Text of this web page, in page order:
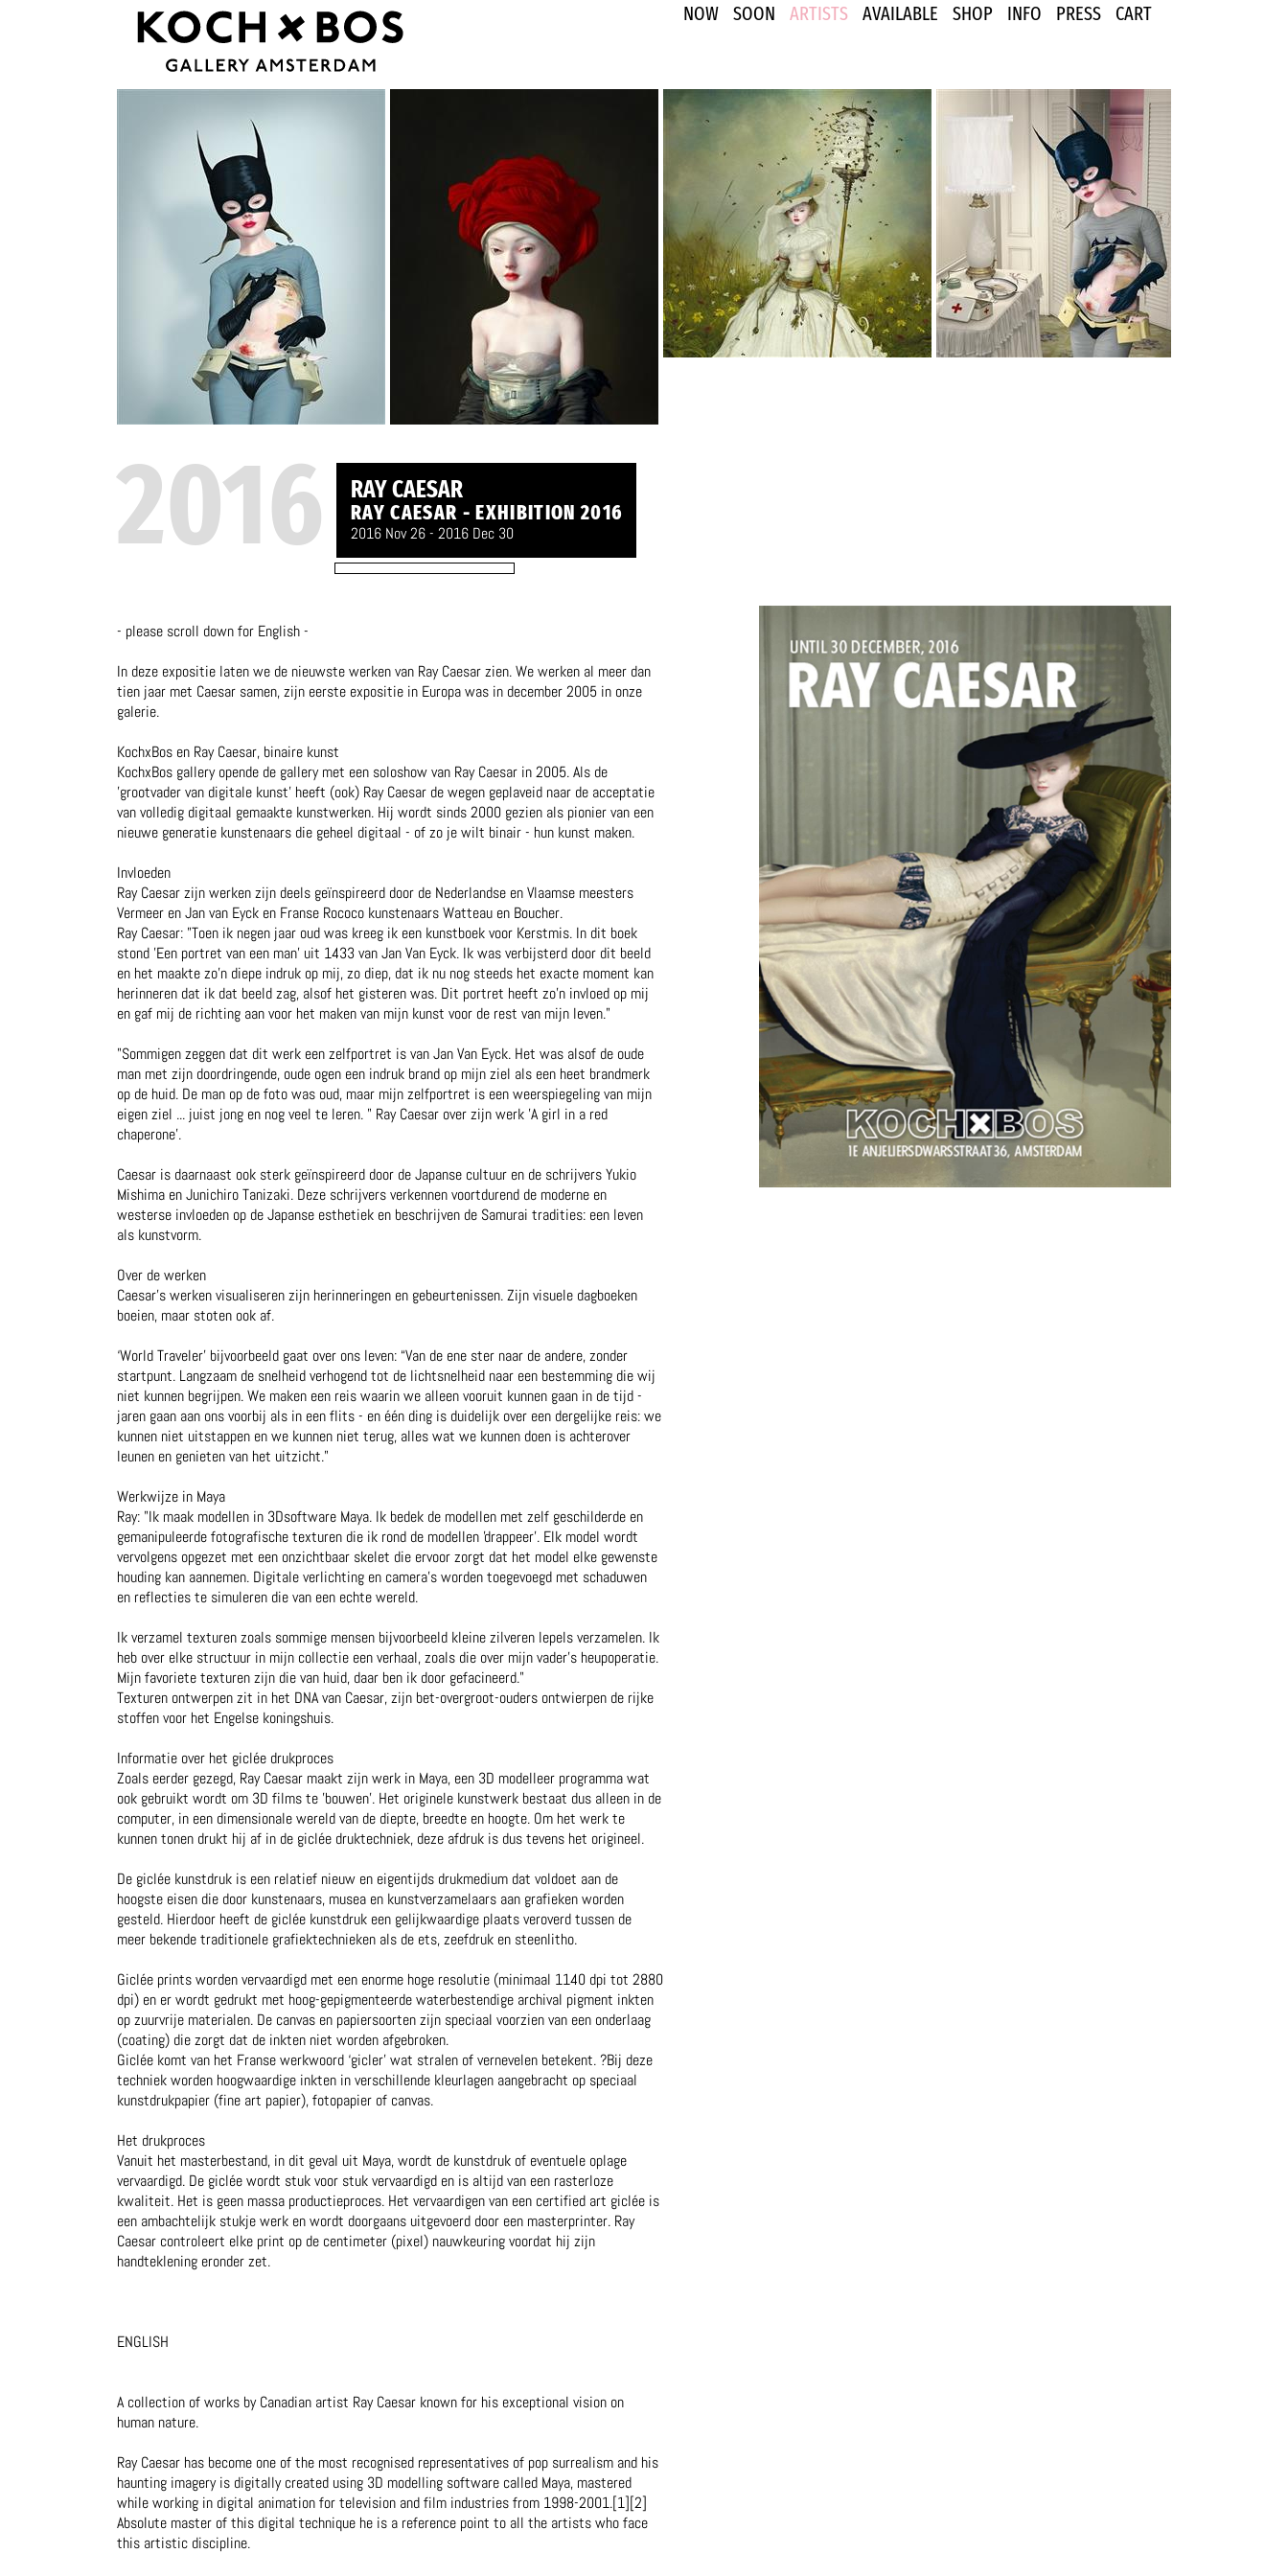
NOW SOON ARTISTS AVAILABLE SHOP INFO PRESS CART
2016 RAY CAESAR
RAY CAESAR - EXHIBITION 2016
2016 Nov 26 - 2016 Dec 30
- please scroll down for English -
In deze expositie laten we de nieuwste werken van Ray Caesar zien. We werken al meer dan
tien jaar met Caesar samen, zijn eerste expositie in Europa was in december 2005 in onze
galerie.
KochxBos en Ray Caesar, binaire kunst
KochxBos gallery opende de gallery met een soloshow van Ray Caesar in 2005. Als de
'grootvader van digitale kunst' heeft (ook) Ray Caesar de wegen geplaveid naar de acceptatie
van volledig digitaal gemaakte kunstwerken. Hij wordt sinds 2000 gezien als pionier van een
nieuwe generatie kunstenaars die geheel digitaal - of zo je wilt binair - hun kunst maken.
Invloeden
Ray Caesar zijn werken zijn deels geïnspireerd door de Nederlandse en Vlaamse meesters
Vermeer en Jan van Eyck en Franse Rococo kunstenaars Watteau en Boucher.
Ray Caesar: "Toen ik negen jaar oud was kreeg ik een kunstboek voor Kerstmis. In dit boek
stond 'Een portret van een man' uit 1433 van Jan Van Eyck. Ik was verbijsterd door dit beeld
en het maakte zo'n diepe indruk op mij, zo diep, dat ik nu nog steeds het exacte moment kan
herinneren dat ik dat beeld zag, alsof het gisteren was. Dit portret heeft zo'n invloed op mij
en gaf mij de richting aan voor het maken van mijn kunst voor de rest van mijn leven."
"Sommigen zeggen dat dit werk een zelfportret is van Jan Van Eyck. Het was alsof de oude
man met zijn doordringende, oude ogen een indruk brand op mijn ziel als een heet brandmerk
op de huid. De man op de foto was oud, maar mijn zelfportret is een weerspiegeling van mijn
eigen ziel ... juist jong en nog veel te leren. " Ray Caesar over zijn werk 'A girl in a red
chaperone'.
Caesar is daarnaast ook sterk geïnspireerd door de Japanse cultuur en de schrijvers Yukio
Mishima en Junichiro Tanizaki. Deze schrijvers verkennen voortdurend de moderne en
westerse invloeden op de Japanse esthetiek en beschrijven de Samurai tradities: een leven
als kunstvorm.
Over de werken
Caesar's werken visualiseren zijn herinneringen en gebeurtenissen. Zijn visuele dagboeken
boeien, maar stoten ook af.
‘World Traveler’ bijvoorbeeld gaat over ons leven: “Van de ene ster naar de andere, zonder
startpunt. Langzaam de snelheid verhogend tot de lichtsnelheid naar een bestemming die wij
niet kunnen begrijpen. We maken een reis waarin we alleen vooruit kunnen gaan in de tijd -
jaren gaan aan ons voorbij als in een flits - en één ding is duidelijk over een dergelijke reis: we
kunnen niet uitstappen en we kunnen niet terug, alles wat we kunnen doen is achterover
leunen en genieten van het uitzicht."
Werkwijze in Maya
Ray: "Ik maak modellen in 3Dsoftware Maya. Ik bedek de modellen met zelf geschilderde en
gemanipuleerde fotografische texturen die ik rond de modellen 'drappeer'. Elk model wordt
vervolgens opgezet met een onzichtbaar skelet die ervoor zorgt dat het model elke gewenste
houding kan aannemen. Digitale verlichting en camera's worden toegevoegd met schaduwen
en reflecties te simuleren die van een echte wereld.
Ik verzamel texturen zoals sommige mensen bijvoorbeeld kleine zilveren lepels verzamelen. Ik
heb over elke structuur in mijn collectie een verhaal, zoals die over mijn vader's heupoperatie.
Mijn favoriete texturen zijn die van huid, daar ben ik door gefacineerd."
Texturen ontwerpen zit in het DNA van Caesar, zijn bet-overgroot-ouders ontwierpen de rijke
stoffen voor het Engelse koningshuis.
Informatie over het giclée drukproces
Zoals eerder gezegd, Ray Caesar maakt zijn werk in Maya, een 3D modelleer programma wat
ook gebruikt wordt om 3D films te 'bouwen'. Het originele kunstwerk bestaat dus alleen in de
computer, in een dimensionale wereld van de diepte, breedte en hoogte. Om het werk te
kunnen tonen drukt hij af in de giclée druktechniek, deze afdruk is dus tevens het origineel.
De giclée kunstdruk is een relatief nieuw en eigentijds drukmedium dat voldoet aan de
hoogste eisen die door kunstenaars, musea en kunstverzamelaars aan grafieken worden
gesteld. Hierdoor heeft de giclée kunstdruk een gelijkwaardige plaats veroverd tussen de
meer bekende traditionele grafiektechnieken als de ets, zeefdruk en steenlitho.
Giclée prints worden vervaardigd met een enorme hoge resolutie (minimaal 1140 dpi tot 2880
dpi) en er wordt gedrukt met hoog-gepigmenteerde waterbestendige archival pigment inkten
op zuurvrije materialen. De canvas en papiersoorten zijn speciaal voorzien van een onderlaag
(coating) die zorgt dat de inkten niet worden afgebroken.
Giclée komt van het Franse werkwoord ‘gicler’ wat stralen of vernevelen betekent. ?Bij deze
techniek worden hoogwaardige inkten in verschillende kleurlagen aangebracht op speciaal
kunstdrukpapier (fine art papier), fotopapier of canvas.
Het drukproces
Vanuit het masterbestand, in dit geval uit Maya, wordt de kunstdruk of eventuele oplage
vervaardigd. De giclée wordt stuk voor stuk vervaardigd en is altijd van een rasterloze
kwaliteit. Het is geen massa productieproces. Het vervaardigen van een certified art giclée is
een ambachtelijk stukje werk en wordt doorgaans uitgevoerd door een masterprinter. Ray
Caesar controleert elke print op de centimeter (pixel) nauwkeuring voordat hij zijn
handteklening eronder zet.
ENGLISH
A collection of works by Canadian artist Ray Caesar known for his exceptional vision on
human nature.
Ray Caesar has become one of the most recognised representatives of pop surrealism and his
haunting imagery is digitally created using 3D modelling software called Maya, mastered
while working in digital animation for television and film industries from 1998-2001.[1][2]
Absolute master of this digital technique he is a reference point to all the artists who face
this artistic discipline.